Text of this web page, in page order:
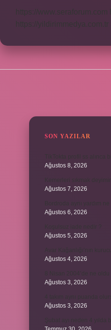
https://www.seraforum.com
https://yildirimmedya.com.tr
SON YAZILAR
Ağustos 8, 2026
Ağustos 7, 2026
Ağustos 6, 2026
Ağustos 5, 2026
Ağustos 4, 2026
Ağustos 3, 2026
Ağustos 3, 2026